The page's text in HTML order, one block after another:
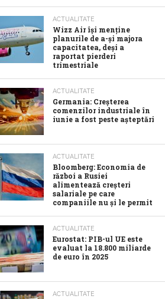
ACTUALITATE
Wizz Air își menține
planurile de a-și majora
capacitatea, deși a
raportat pierderi
trimestriale
ACTUALITATE
Germania: Creșterea
comenzilor industriale în
iunie a fost peste așteptări
ACTUALITATE
Bloomberg: Economia de
război a Rusiei
alimentează creșteri
salariale pe care
companiile nu și le permit
ACTUALITATE
Eurostat: PIB-ul UE este
evaluat la 18.800 miliarde
de euro în 2025
ACTUALITATE